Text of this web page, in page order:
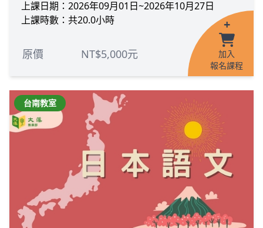
上課日期：2026年09月01日~2026年10月27日
上課時數：共20.0小時
原價 NT$5,000元
+
加入
報名課程
台南教室